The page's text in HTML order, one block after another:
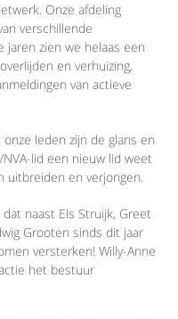
Onze afdeling
verschillende
jaren zien we helaas een
en verhuizing,
van actieve
leden zijn de glans en
lid een nieuw lid weet
uitbreiden en verjongen.
naast Els Struijk, Greet
Grooten sinds dit jaar
versterken! Willy-Anne
het bestuur